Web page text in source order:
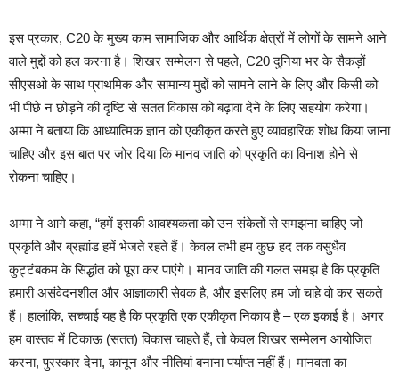
इस प्रकार, C20 के मुख्य काम सामाजिक और आर्थिक क्षेत्रों में लोगों के सामने आने
वाले मुद्दों को हल करना है। शिखर सम्मेलन से पहले, C20 दुनिया भर के सैकड़ों
सीएसओ के साथ प्राथमिक और सामान्य मुद्दों को सामने लाने के लिए और किसी को
भी पीछे न छोड़ने की दृष्टि से सतत विकास को बढ़ावा देने के लिए सहयोग करेगा।
अम्मा ने बताया कि आध्यात्मिक ज्ञान को एकीकृत करते हुए व्यावहारिक शोध किया जाना
चाहिए और इस बात पर जोर दिया कि मानव जाति को प्रकृति का विनाश होने से
रोकना चाहिए।
अम्मा ने आगे कहा, “हमें इसकी आवश्यकता को उन संकेतों से समझना चाहिए जो
प्रकृति और ब्रह्मांड हमें भेजते रहते हैं। केवल तभी हम कुछ हद तक वसुधैव
कुट्टंबकम के सिद्धांत को पूरा कर पाएंगे। मानव जाति की गलत समझ है कि प्रकृति
हमारी असंवेदनशील और आज्ञाकारी सेवक है, और इसलिए हम जो चाहे वो कर सकते
हैं। हालांकि, सच्चाई यह है कि प्रकृति एक एकीकृत निकाय है – एक इकाई है। अगर
हम वास्तव में टिकाऊ (सतत) विकास चाहते हैं, तो केवल शिखर सम्मेलन आयोजित
करना, पुरस्कार देना, कानून और नीतियां बनाना पर्याप्त नहीं हैं। मानवता का